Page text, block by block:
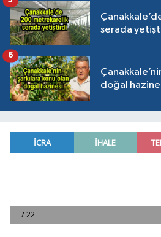
serada
doğal
6